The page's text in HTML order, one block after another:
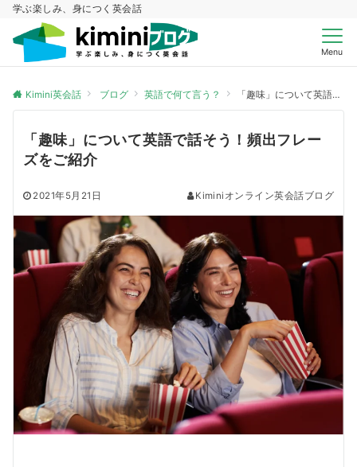
学ぶ楽しみ、身につく英会話
Menu
Kimini英会話 ブログ 英語で何て言う？ 「趣味」について英語で話そう！頻出フレーズをご紹介
「趣味」について英語で話そう！頻出フレー
ズをご紹介
2021年5月21日 Kiminiオンライン英会話ブログ